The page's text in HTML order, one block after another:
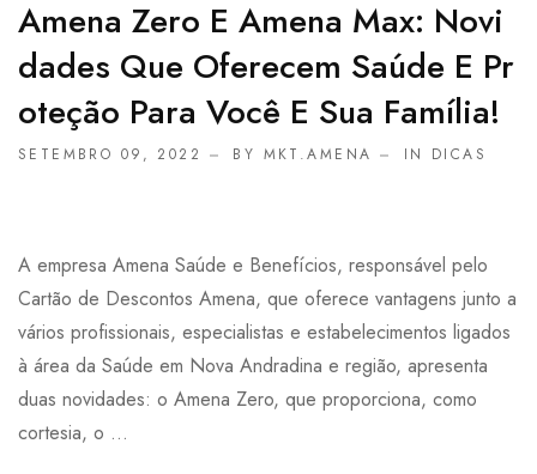
Amena Zero E Amena Max: Novi
Dades Que Oferecem Saúde E Pr
Oteção Para Você E Sua Família!
SETEMBRO 09, 2022 BY MKT.AMENA IN DICAS
A empresa Amena Saúde e Benefícios, responsável pelo
Cartão de Descontos Amena, que oferece vantagens junto a
vários profissionais, especialistas e estabelecimentos ligados
à área da Saúde em Nova Andradina e região, apresenta
duas novidades: o Amena Zero, que proporciona, como
cortesia, o ...